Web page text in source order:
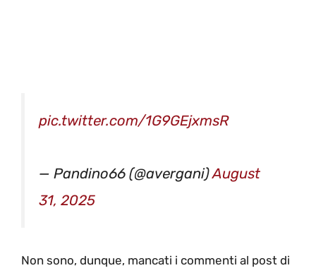
pic.twitter.com/1G9GEjxmsR
— Pandino66 (@avergani) August
31, 2025
Non sono, dunque, mancati i commenti al post di